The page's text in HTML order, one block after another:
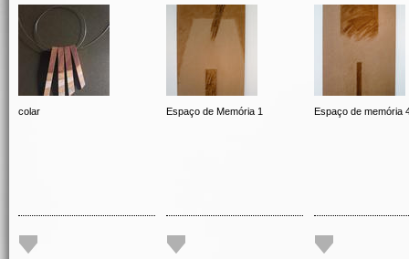
colar Espaço de Memória 1 Espaço de memória